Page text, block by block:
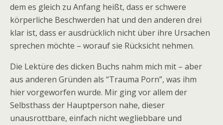
dem es gleich zu Anfang heißt, dass er schwere
körperliche Beschwerden hat und den anderen drei
klar ist, dass er ausdrücklich nicht über ihre Ursachen
sprechen möchte – worauf sie Rücksicht nehmen.
Die Lektüre des dicken Buchs nahm mich mit – aber
aus anderen Gründen als “Trauma Porn”, was ihm
hier vorgeworfen wurde. Mir ging vor allem der
Selbsthass der Hauptperson nahe, dieser
unausrottbare, einfach nicht wegliebbare und